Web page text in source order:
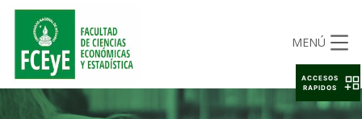
MENÚ
ACCESOS
RAPIDOS